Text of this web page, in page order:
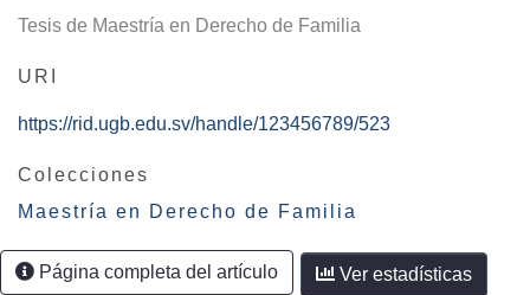
Tesis de Maestría en Derecho de Familia
URI
https://rid.ugb.edu.sv/handle/123456789/523
Colecciones
Maestría en Derecho de Familia
Página completa del artículo Ver estadísticas